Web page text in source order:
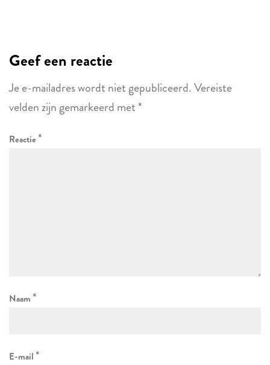
Geef een reactie
Je e-mailadres wordt niet gepubliceerd.Vereiste
velden zijn gemarkeerd met *
Reactie*
Naam *
E-mail *